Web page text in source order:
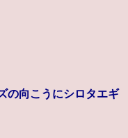
の向こうにシロタエギ